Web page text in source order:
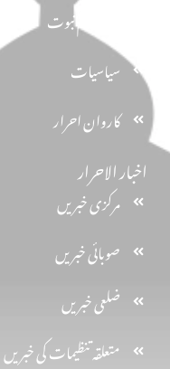
اخبار الاحرار
مرکزی خبریں
صوبائی خبریں
ضلعی خبریں
متعلقہ تنظیمات کی خبریں
تحفظ ختم نبوت
سیاسیات
کاروان احرار